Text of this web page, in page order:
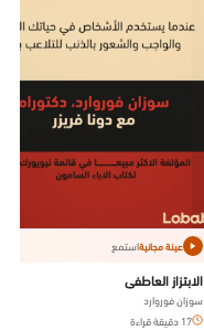
عينة مجانيةاستمع
الابتزاز العاطفي
سوزان فوروارد
17 دقيقة قراءة